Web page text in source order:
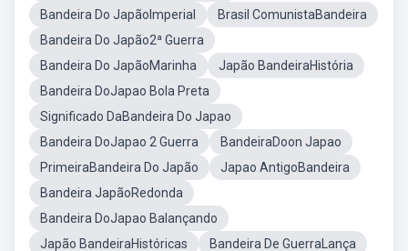
Bandeira Do JapãoImperial
Brasil ComunistaBandeira
Bandeira Do Japão2ª Guerra
Bandeira Do JapãoMarinha
Japão BandeiraHistória
Bandeira DoJapao Bola Preta
Significado DaBandeira Do Japao
Bandeira DoJapao 2 Guerra
BandeiraDoon Japao
PrimeiraBandeira Do Japão
Japao AntigoBandeira
Bandeira JapãoRedonda
Bandeira DoJapao Balançando
Japão BandeiraHistóricas
Bandeira De GuerraLança